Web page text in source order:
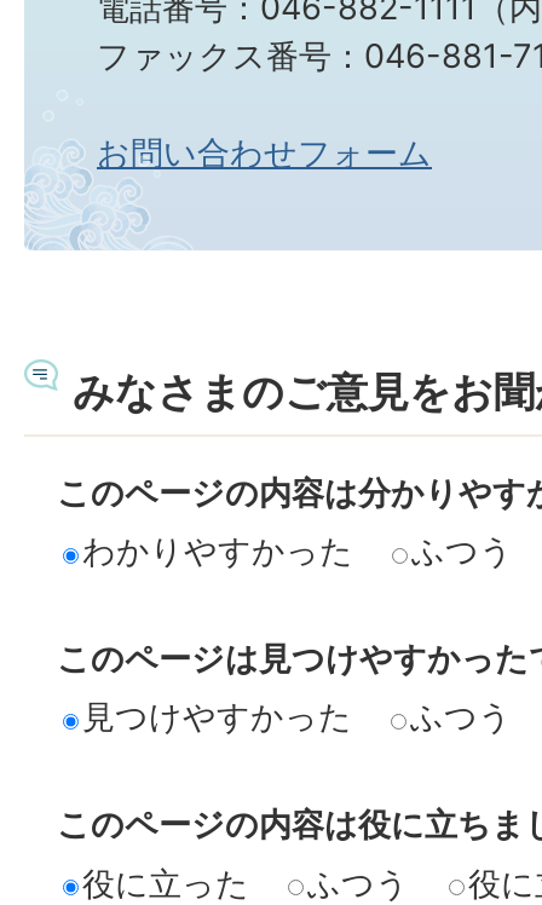
ファックス番号：046-881-
お問い合わせフォーム
みなさまのご意見をお
このページの内容は分かりやす
わかりやすかった
ふつう
このページは見つけやすかった
見つけやすかった
ふつう
このページの内容は役に立ちま
役に立った
ふつう 役